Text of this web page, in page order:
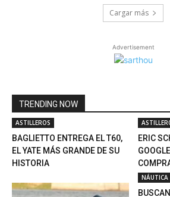
Cargar más
Advertisement
TRENDING NOW
ASTILLEROS
BAGLIETTO ENTREGA EL T60,
EL YATE MÁS GRANDE DE SU
HISTORIA
ERIC
NÁUTICA